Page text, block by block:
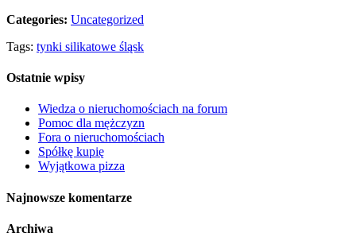
Categories: Uncategorized
Tags: tynki silikatowe śląsk
Ostatnie wpisy
Wiedza o nieruchomościach na forum
Pomoc dla mężczyzn
Fora o nieruchomościach
Spółkę kupię
Wyjątkowa pizza
Najnowsze komentarze
Archiwa